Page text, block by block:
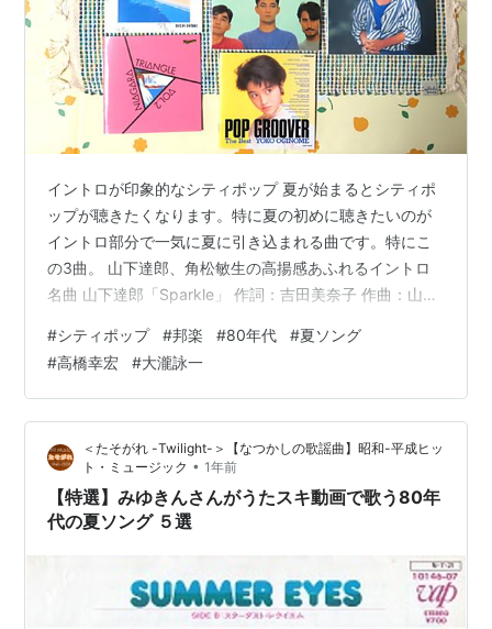
イントロが印象的なシティポップ 夏が始まるとシティポ
ップが聴きたくなります。特に夏の初めに聴きたいのが
イントロ部分で一気に夏に引き込まれる曲です。特にこ
の3曲。 山下達郎、角松敏生の高揚感あふれるイントロ
名曲 山下達郎「Sparkle」 作詞：吉田美奈子 作曲：山下
なんと言おうとこの曲は外せません。 杏里「Windy
Summer 」 作詞・作曲・編曲：角松敏生 1983年12月発
売のアルバム「Timely!!」収録曲この曲のイントロも最
高！ワンダフル 角松敏生「Sea Line "RIE"」 作曲：角松
敏生 1987年7月発売のア…
#シティポップ #邦楽 #80年代 #夏ソング
#高橋幸宏 #大瀧詠一
＜たそがれ -Twilight-＞【なつかしの歌謡曲】昭和-平成ヒッ
ト・ミュージック • 1年前
【特選】みゆきんさんがうたスキ動画で歌う80年
代の夏ソング ５選